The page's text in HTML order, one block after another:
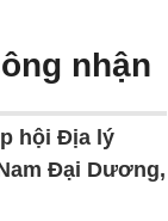
nhận
hội Địa lý
Đại Dương,